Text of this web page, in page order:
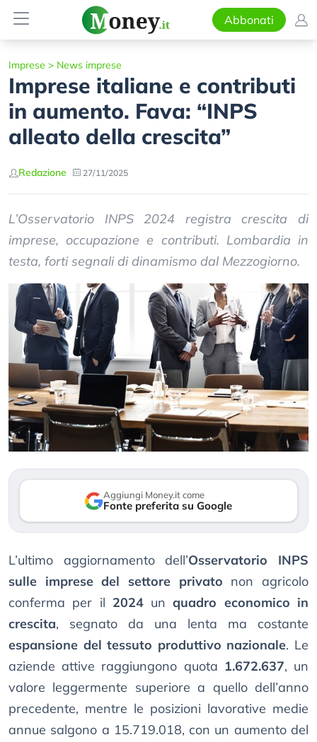
Abbonati
Imprese > News imprese
Imprese italiane e contributi
in aumento. Fava: “INPS
alleato della crescita”
Redazione 27/11/2025
L’Osservatorio INPS 2024 registra crescita di
imprese, occupazione e contributi. Lombardia in
testa, forti segnali di dinamismo dal Mezzogiorno.
Aggiungi Money.it come
Fonte preferita su Google
L’ultimo aggiornamento dell’Osservatorio INPS
sulle imprese del settore privato non agricolo
conferma per il 2024unquadro economico in
crescita, segnato da una lenta ma costante
espansione del tessuto produttivo nazionale. Le
aziende attive raggiungono quota 1.672.637, un
valore leggermente superiore a quello dell’anno
precedente, mentre le posizioni lavorative medie
annue salgono a 15.719.018, con un aumento del